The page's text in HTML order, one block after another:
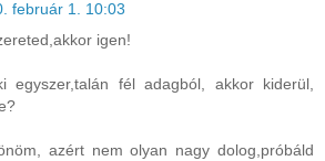
február 1. 10:03
igen!
egyszer,talán fél adagból, akkor kiderül,
azért nem olyan nagy dolog,próbáld